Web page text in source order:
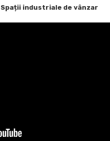
Spații industriale de vânzare